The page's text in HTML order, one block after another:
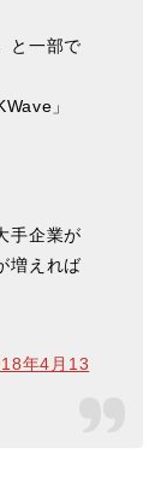
と一部で
」
手企業が
増えれば
年4月13